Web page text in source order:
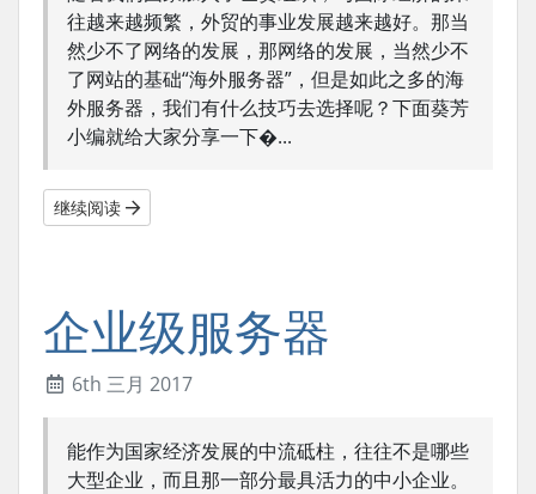
往越来越频繁，外贸的事业发展越来越好。那当
然少不了网络的发展，那网络的发展，当然少不
了网站的基础“海外服务器”，但是如此之多的海
外服务器，我们有什么技巧去选择呢？下面葵芳
小编就给大家分享一下�...
继续阅读
企业级服务器
6th 三月 2017
能作为国家经济发展的中流砥柱，往往不是哪些
大型企业，而且那一部分最具活力的中小企业。